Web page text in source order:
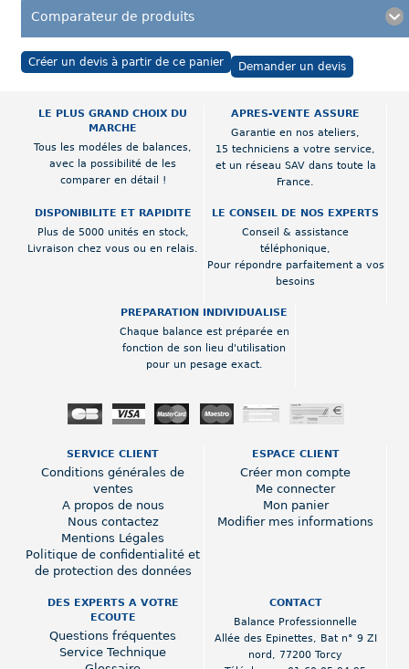
Comparateur de produits
Créer un devis à partir de ce panier Demander un devis
LE PLUS GRAND CHOIX DU
MARCHE
Tous les modéles de balances,
avec la possibilité de les
comparer en détail !
APRES-VENTE ASSURE
Garantie en nos ateliers,
15 techniciens a votre service,
et un réseau SAV dans toute la
France.
DISPONIBILITE ET RAPIDITE
Plus de 5000 unités en stock,
Livraison chez vous ou en relais.
LE CONSEIL DE NOS EXPERTS
Conseil & assistance
téléphonique,
Pour répondre parfaitement a vos
besoins
PREPARATION INDIVIDUALISE
Chaque balance est préparée en
fonction de son lieu d'utilisation
pour un pesage exact.
SERVICE CLIENT
Conditions générales de
ventes
A propos de nous
Nous contactez
Mentions Légales
Politique de confidentialité et
de protection des données
ESPACE CLIENT
Créer mon compte
Me connecter
Mon panier
Modifier mes informations
DES EXPERTS A VOTRE
ECOUTE
Questions fréquentes
Service Technique
CONTACT
Balance Professionnelle
Allée des Epinettes, Bat n° 9 ZI
nord , 77200 Torcy